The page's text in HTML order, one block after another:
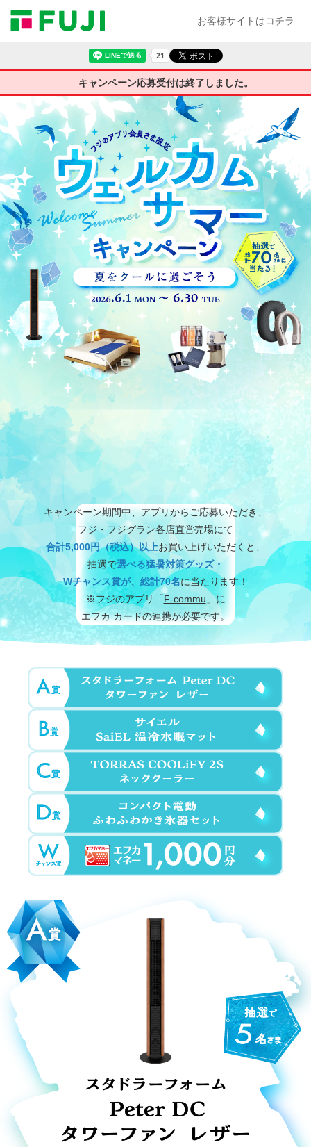
お客様サイトはコチラ
キャンペーン応募受付は終了しました。
キャンペーン期間中、アプリからご応募いただき、
フジ・フジグラン各店直営売場にて
合計5,000円（税込）以上お買い上げいただくと、
抽選で選べる猛暑対策グッズ・
Wチャンス賞が、総計70名に当たります！
※フジのアプリ「F-commu 」に
エフカ カードの連携が必要です。